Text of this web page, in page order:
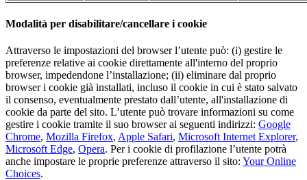
Modalità per disabilitare/cancellare i cookie
Attraverso le impostazioni del browser l’utente può: (i) gestire le
preferenze relative ai cookie direttamente all'interno del proprio
browser, impedendone l’installazione; (ii) eliminare dal proprio
browser i cookie già installati, incluso il cookie in cui è stato salvato
il consenso, eventualmente prestato dall’utente, all'installazione di
cookie da parte del sito. L’utente può trovare informazioni su come
gestire i cookie tramite il suo browser ai seguenti indirizzi: Google
Chrome, Mozilla Firefox, Apple Safari, Microsoft Internet Explorer,
Microsoft Edge, Opera. Per i cookie di profilazione l’utente potrà
anche impostare le proprie preferenze attraverso il sito: Your Online
Choices.